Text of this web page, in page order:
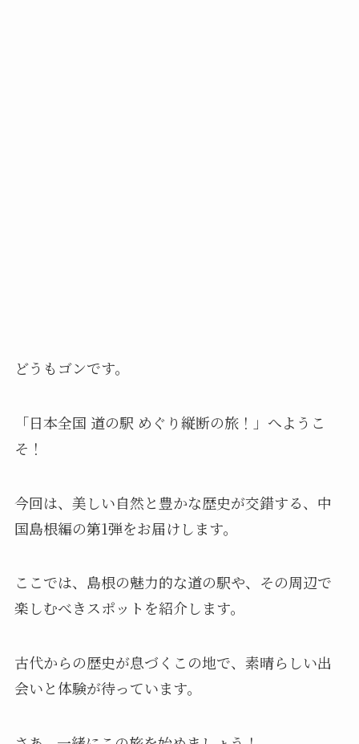
どうもゴンです。
「日本全国 道の駅 めぐり縦断の旅！」へようこ
そ！
今回は、美しい自然と豊かな歴史が交錯する、中
国島根編の第1弾をお届けします。
ここでは、島根の魅力的な道の駅や、その周辺で
楽しむべきスポットを紹介します。
古代からの歴史が息づくこの地で、素晴らしい出
会いと体験が待っています。